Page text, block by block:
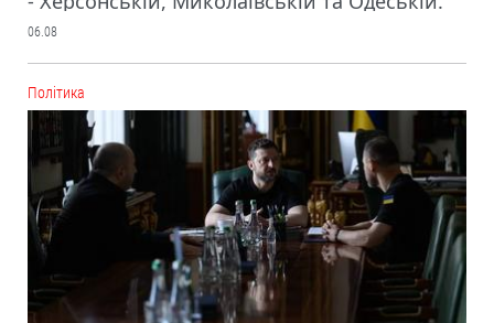
06.08
Політика